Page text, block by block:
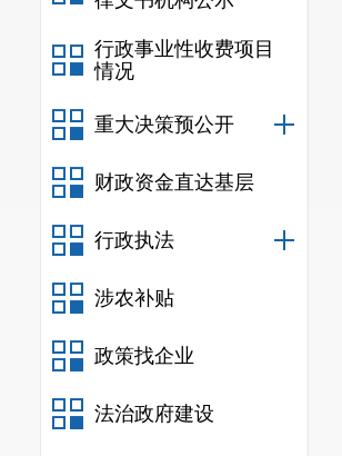
行政事业性收费项目
情况
重大决策预公开
财政资金直达基层
行政执法
涉农补贴
政策找企业
法治政府建设